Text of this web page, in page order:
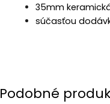
35mm
súčasťou
Podobné